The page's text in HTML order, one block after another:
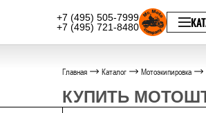
+7 (495) 505-7999
+7 (495) 721-8480
Главная Каталог Мотоэкипировка
КУПИТЬ